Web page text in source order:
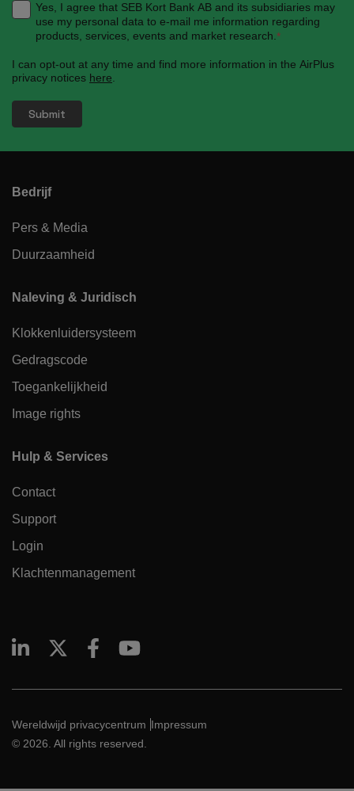
Yes, I agree that SEB Kort Bank AB and its subsidiaries may
use my personal data to e-mail me information regarding
products, services, events and market research. *
I can opt-out at any time and find more information in the AirPlus
privacy notices here.
Bedrijf
Pers & Media
Duurzaamheid
Naleving & Juridisch
Klokkenluidersysteem
Gedragscode
Toegankelijkheid
Image rights
Hulp & Services
Contact
Support
Login
Klachtenmanagement
Wereldwijd privacycentrum Impressum
© 2026. All rights reserved.